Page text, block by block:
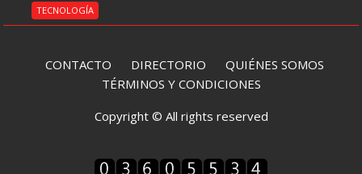
TECNOLOGÍA
CONTACTO DIRECTORIO QUIÉNES SOMOS
TÉRMINOS Y CONDICIONES
Copyright © All rights reserved